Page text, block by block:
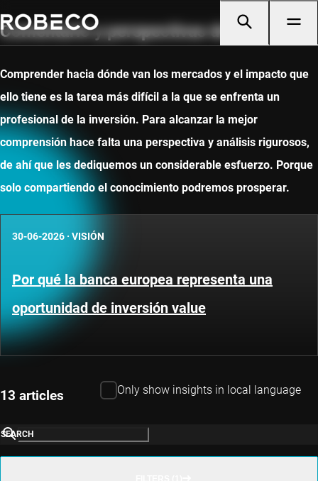
Comentario y perspectivas de mercado
Comprender hacia dónde van los mercados y el impacto que
ello tiene es la tarea más difícil a la que se enfrenta un
profesional de la inversión. Para alcanzar la mejor
comprensión hace falta una perspectiva y análisis rigurosos,
de ahí que les dediquemos un considerable esfuerzo. Porque
solo compartiendo el conocimiento podremos prosperar.
30-06-2026 · VISIÓN
Por qué la banca europea representa una
oportunidad de inversión value
13 articles Only show insights in local language
SEARCH